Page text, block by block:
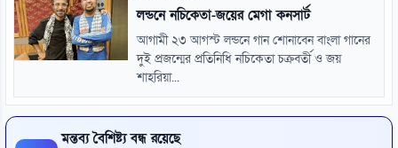
লন্ডনে নচিকেতা-জয়ের মেগা কনসার্ট
আগামী ২৩ আগস্ট লন্ডনে গান শোনাবেন বাংলা গানের
দুই প্রজন্মের প্রতিনিধি নচিকেতা চক্রবর্তী ও জয়
শাহরিয়া...
মন্তব্য বৈশিষ্ট্য বন্ধ রয়েছে